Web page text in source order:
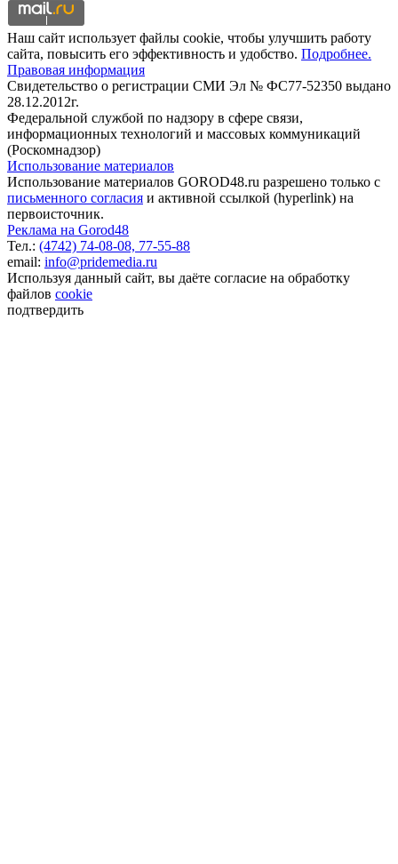
Наш сайт использует файлы cookie, чтобы улучшить работу
сайта, повысить его эффективность и удобство. Подробнее.
Правовая информация
Свидетельство о регистрации СМИ Эл № ФС77-52350 выдано
28.12.2012г.
Федеральной службой по надзору в сфере связи,
информационных технологий и массовых коммуникаций
(Роскомнадзор)
Использование материалов
Использование материалов GOROD48.ru разрешено только с
письменного согласия и активной ссылкой (hyperlink) на
первоисточник.
Реклама на Gorod48
Тел.: (4742) 74-08-08, 77-55-88
email: info@pridemedia.ru
Используя данный сайт, вы даёте согласие на обработку
файлов cookie
подтвердить